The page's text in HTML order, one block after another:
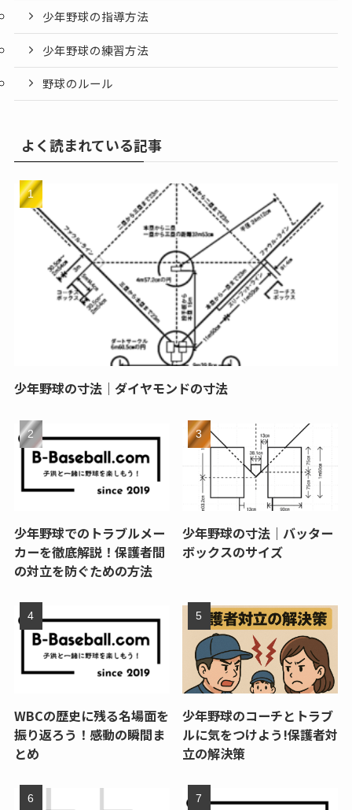
少年野球の指導方法
少年野球の練習方法
野球のルール
よく読まれている記事
少年野球の寸法｜ダイヤモンドの寸法
少年野球でのトラブルメー
カーを徹底解説！保護者間
の対立を防ぐための方法
少年野球の寸法｜バッター
ボックスのサイズ
WBCの歴史に残る名場面を
振り返ろう！感動の瞬間ま
とめ
少年野球のコーチとトラブ
ルに気をつけよう!保護者対
立の解決策